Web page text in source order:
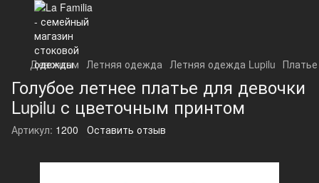
Девочкам Летняя одежда Летняя одежда Lupilu
Голубое летнее платье для девочки
Lupilu с цветочным принтом
Артикул: 1200 Оставить отзыв